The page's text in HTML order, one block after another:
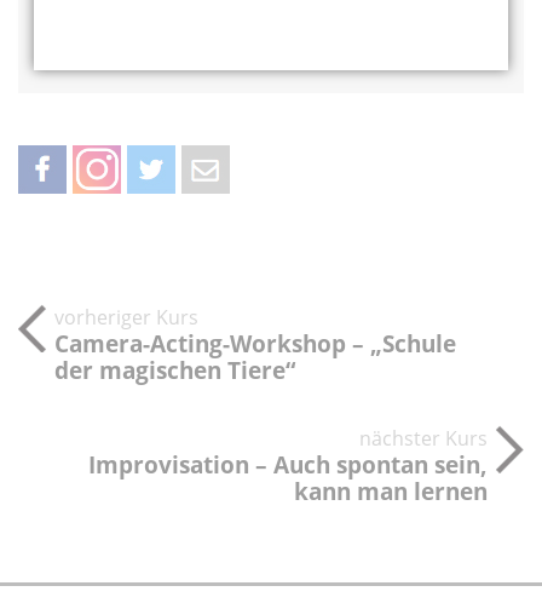
vorheriger Kurs
Camera-Acting-Workshop – „Schule
der magischen Tiere“
nächster Kurs
Improvisation – Auch spontan sein,
kann man lernen